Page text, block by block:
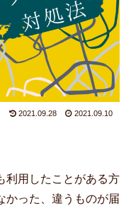
2021.09.28 2021.09.10
利用したことがある方
かった、違うものが届